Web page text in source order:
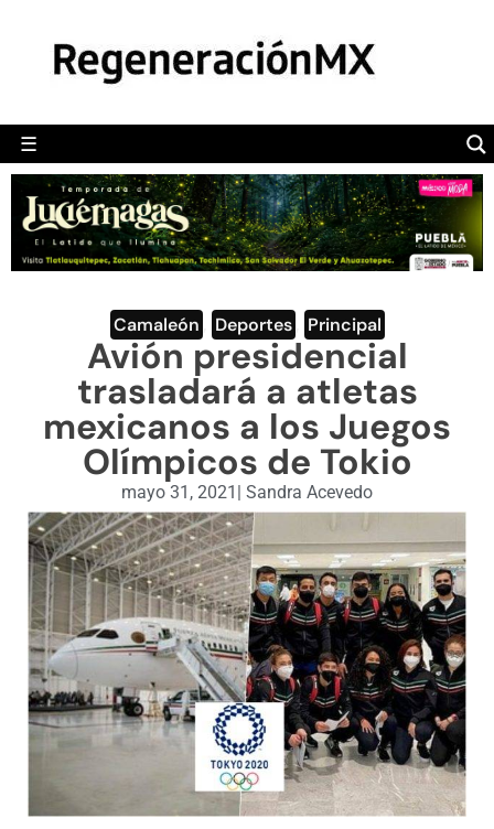
☰
POLÍTICA
CAMALEÓN
OPINIÓN
DEPORTES
ENGLISH SECTION
VIDEOS
Camaleón Deportes Principal
Avión presidencial
trasladará a atletas
mexicanos a los Juegos
Olímpicos de Tokio
mayo 31, 2021 | Sandra Acevedo